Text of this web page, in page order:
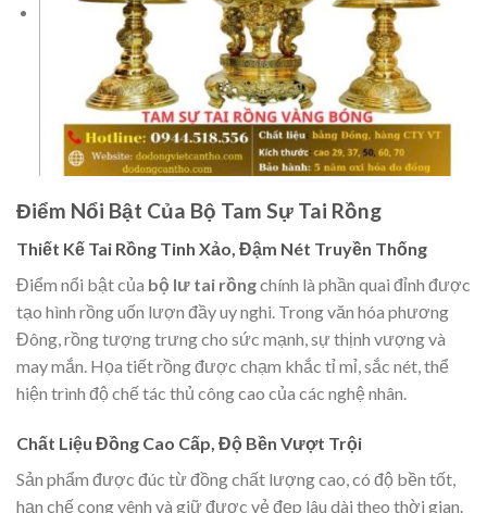
Điểm Nổi Bật Của Bộ Tam Sự Tai Rồng
Thiết Kế Tai Rồng Tinh Xảo, Đậm Nét Truyền Thống
Điểm nổi bật của bộ lư tai rồngchính là phần quai đỉnh được
tạo hình rồng uốn lượn đầy uy nghi. Trong văn hóa phương
Đông, rồng tượng trưng cho sức mạnh, sự thịnh vượng và
may mắn. Họa tiết rồng được chạm khắc tỉ mỉ, sắc nét, thể
hiện trình độ chế tác thủ công cao của các nghệ nhân.
Chất Liệu Đồng Cao Cấp, Độ Bền Vượt Trội
Sản phẩm được đúc từ đồng chất lượng cao, có độ bền tốt,
hạn chế cong vênh và giữ được vẻ đẹp lâu dài theo thời gian.